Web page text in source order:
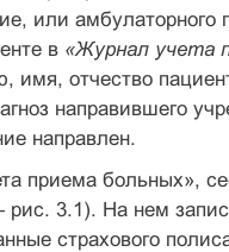
или
в «Журнал учета
отчество
направившего
направлен.
приема больных»,
3.1). На нем
страхового